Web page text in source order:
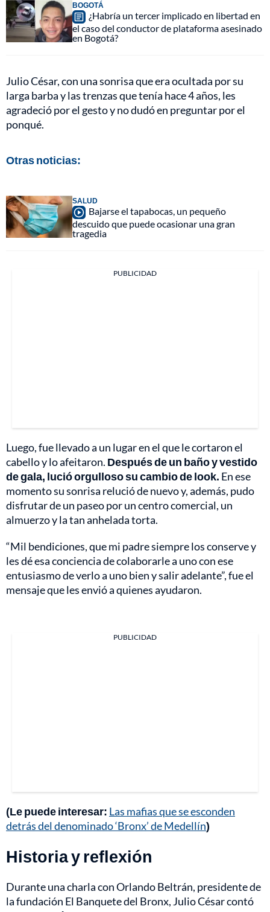
BOGOTÁ
¿Habría un tercer implicado en libertad en
el caso del conductor de plataforma asesinado
en Bogotá?
Julio César, con una sonrisa que era ocultada por su
larga barba y las trenzas que tenía hace 4 años, les
agradeció por el gesto y no dudó en preguntar por el
ponqué.
Otras noticias:
SALUD
Bajarse el tapabocas, un pequeño
descuido que puede ocasionar una gran
tragedia
PUBLICIDAD
Luego, fue llevado a un lugar en el que le cortaron el
cabello y lo afeitaron. Después de un baño y vestido
de gala, lució orgulloso su cambio de look. En ese
momento su sonrisa relució de nuevo y, además, pudo
disfrutar de un paseo por un centro comercial, un
almuerzo y la tan anhelada torta.
“Mil bendiciones, que mi padre siempre los conserve y
les dé esa conciencia de colaborarle a uno con ese
entusiasmo de verlo a uno bien y salir adelante”, fue el
mensaje que les envió a quienes ayudaron.
PUBLICIDAD
(Le puede interesar: Las mafias que se esconden
detrás del denominado ‘Bronx’ de Medellín)
Historia y reflexión
Durante una charla con Orlando Beltrán, presidente de
la fundación El Banquete del Bronx, Julio César contó